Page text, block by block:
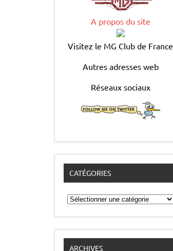
A propos du site
Visitez le MG Club de France
Autres adresses web
Réseaux sociaux
CATÉGORIES
Catégories
ARCHIVES